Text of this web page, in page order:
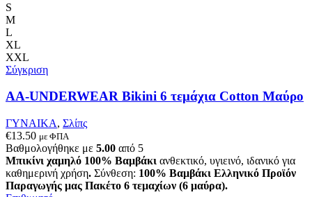
S
M
L
XL
XXL
Σύγκριση
AA-UNDERWEAR Bikini 6 τεμάχια Cotton Μαύρο
ΓΥΝΑΙΚΑ, Σλίπς
€13.50 με ΦΠΑ
Βαθμολογήθηκε με 5.00 από 5
Μπικίνι χαμηλό 100% Βαμβάκι ανθεκτικό, υγιεινό, ιδανικό για
καθημερινή χρήση. Σύνθεση: 100% Βαμβάκι Ελληνικό Προϊόν
Παραγωγής μας Πακέτο 6 τεμαχίων (6 μαύρα).